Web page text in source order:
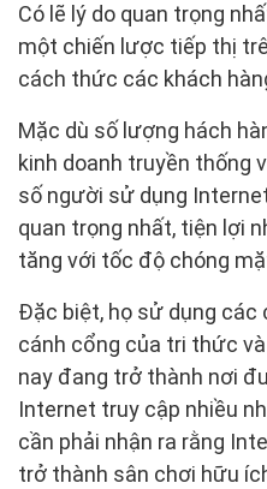
Có lẽ lý do quan trọng
một chiến lược tiếp thị
cách thức các khách
Mặc dù số lượng hách
kinh doanh truyền thống
số người sử dụng
quan trọng nhất, tiện lợi
tăng với tốc độ chóng
Đặc biệt, họ sử dụng các
cánh cổng của tri thức
nay đang trở thành nơi
Internet truy cập nhiều
cần phải nhận ra rằng
trở thành sân chơi hữu